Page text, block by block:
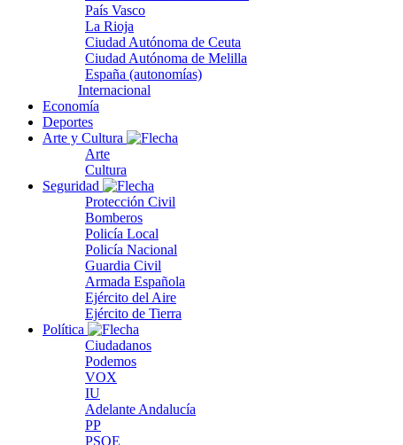
País Vasco
La Rioja
Ciudad Autónoma de Ceuta
Ciudad Autónoma de Melilla
España (autonomías)
Internacional
Economía
Deportes
Arte y Cultura
Arte
Cultura
Seguridad
Protección Civil
Bomberos
Policía Local
Policía Nacional
Guardia Civil
Armada Española
Ejército del Aire
Ejército de Tierra
Política
Ciudadanos
Podemos
VOX
IU
Adelante Andalucía
PP
PSOE